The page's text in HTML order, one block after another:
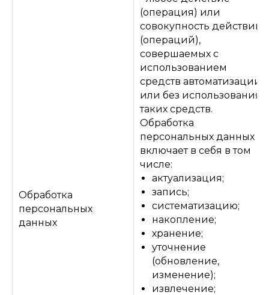
Обработка
персональных
данных
(операция) или
совокупность действий
(операций),
совершаемых с
использованием
средств автоматизации
или без использования
таких средств.
Обработка
персональных данных
включает в себя в том
числе:
актуализация;
запись;
систематизацию;
накопление;
хранение;
уточнение
(обновление,
изменение);
извлечение;